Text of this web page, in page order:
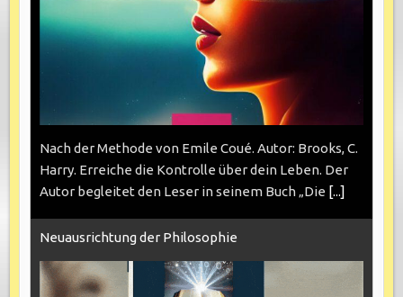
Nach der Methode von Emile Coué. Autor: Brooks, C.
Harry. Erreiche die Kontrolle über dein Leben. Der
Autor begleitet den Leser in seinem Buch „Die [...]
Neuausrichtung der Philosophie